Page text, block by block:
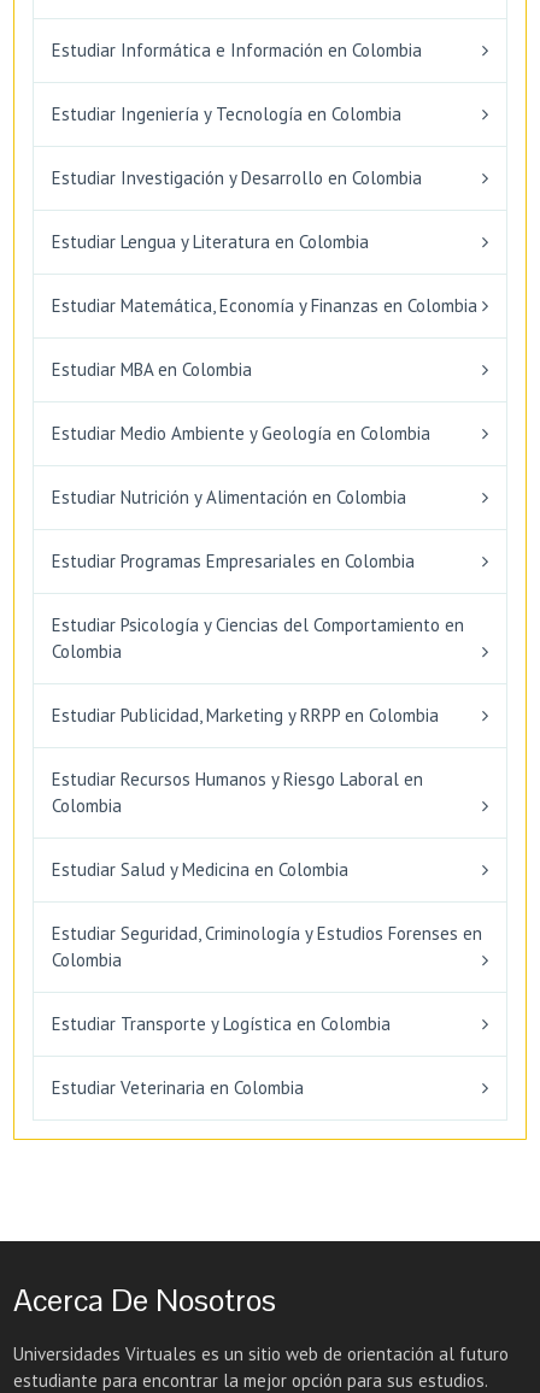
Estudiar Informática e Información en Colombia
Estudiar Ingeniería y Tecnología en Colombia
Estudiar Investigación y Desarrollo en Colombia
Estudiar Lengua y Literatura en Colombia
Estudiar Matemática, Economía y Finanzas en Colombia
Estudiar MBA en Colombia
Estudiar Medio Ambiente y Geología en Colombia
Estudiar Nutrición y Alimentación en Colombia
Estudiar Programas Empresariales en Colombia
Estudiar Psicología y Ciencias del Comportamiento en
Colombia
Estudiar Publicidad, Marketing y RRPP en Colombia
Estudiar Recursos Humanos y Riesgo Laboral en
Colombia
Estudiar Salud y Medicina en Colombia
Estudiar Seguridad, Criminología y Estudios Forenses en
Colombia
Estudiar Transporte y Logística en Colombia
Estudiar Veterinaria en Colombia
Acerca De Nosotros
Universidades Virtuales es un sitio web de orientación al futuro
estudiante para encontrar la mejor opción para sus estudios.